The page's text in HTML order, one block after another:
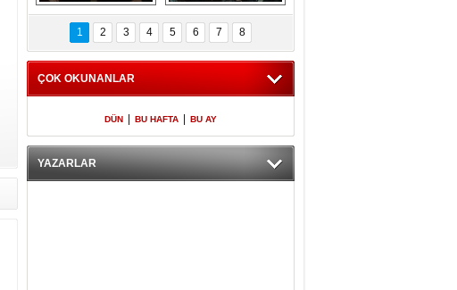
Kaymakamlıktan
iftar yemeği
NERGÜL
YILDIRIM SEÇİM
BÜROSUNU AÇTI
1 2 3 4 5 6 7 8
ÇOK OKUNANLAR
DÜN BU HAFTA BU AY
YAZARLAR